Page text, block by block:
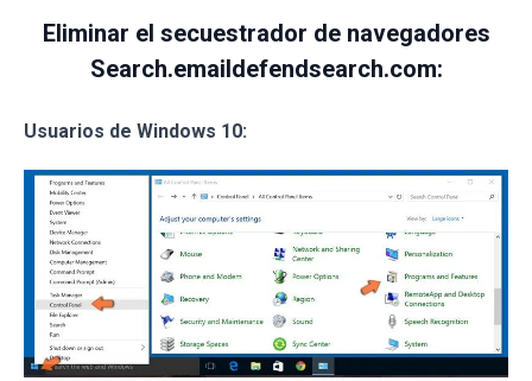
Eliminar el secuestrador de navegadores
Search.emaildefendsearch.com:
Usuarios de Windows 10: